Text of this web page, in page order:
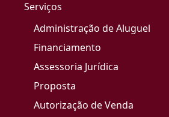
Serviços
Administração de Aluguel
Financiamento
Assessoria Jurídica
Proposta
Autorização de Venda